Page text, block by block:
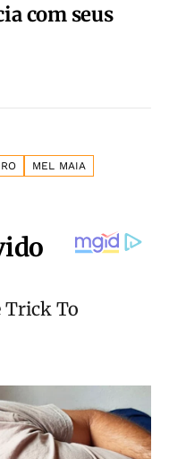
com seus
MEL MAIA